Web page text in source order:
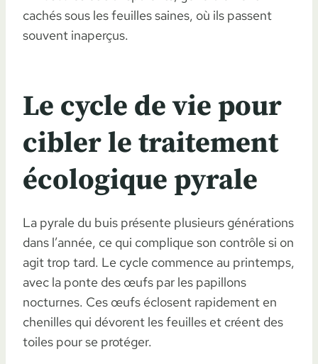
cachés sous les feuilles saines, où ils passent
souvent inaperçus.
Le cycle de vie pour
cibler le traitement
écologique pyrale
La pyrale du buis présente plusieurs générations
dans l’année, ce qui complique son contrôle si on
agit trop tard. Le cycle commence au printemps,
avec la ponte des œufs par les papillons
nocturnes. Ces œufs éclosent rapidement en
chenilles qui dévorent les feuilles et créent des
toiles pour se protéger.